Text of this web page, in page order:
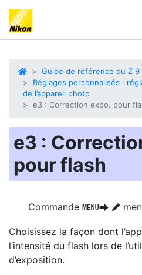
Guide de référence du Z 9
Réglages personnalisés :
de l’appareil photo
e3 : Correction expo. pour
e3 :
pour flash
Commande GU A
Choisissez la façon dont
l’intensité du flash lors de
d’exposition.